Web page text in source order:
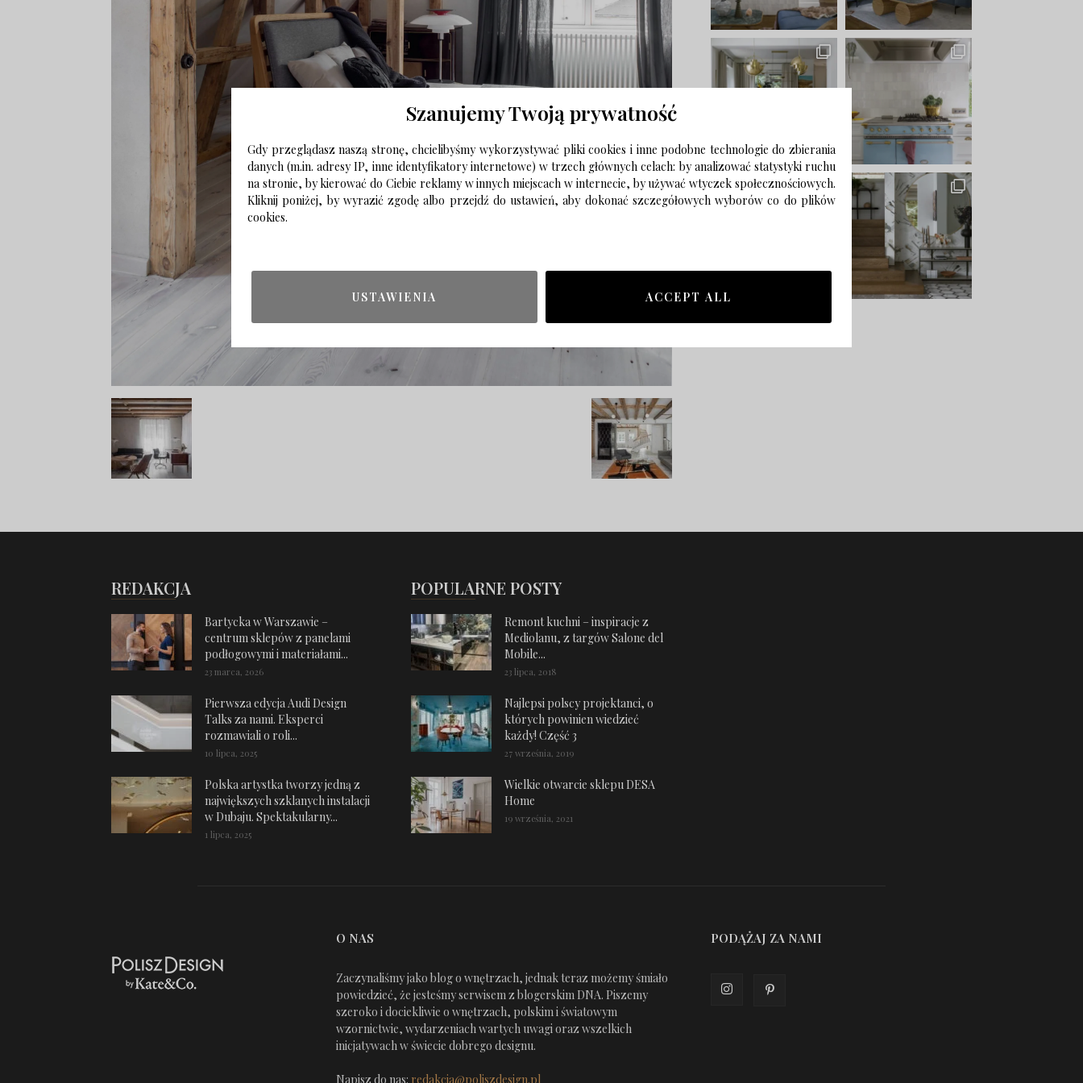
REDAKCJA
Bartycka w Warszawie –
centrum sklepów z panelami
podłogowymi i materiałami...
23 marca, 2026
Pierwsza edycja Audi Design
Talks za nami. Eksperci
rozmawiali o roli...
10 lipca, 2025
Polska artystka tworzy jedną z
największych szklanych instalacji
w Dubaju. Spektakularny...
1 lipca, 2025
POPULARNE POSTY
Remont kuchni – inspiracje z
Mediolanu, z targów Salone del
Mobile...
23 lipca, 2018
Najlepsi polscy projektanci, o
których powinien wiedzieć
każdy! Część 3
27 września, 2019
Wielkie otwarcie sklepu DESA
Home
19 września, 2021
O NAS
Zaczynaliśmy jako blog o wnętrzach, jednak teraz możemy śmiało
powiedzieć, że jesteśmy serwisem z blogerskim DNA. Piszemy
szeroko i dociekliwie o wnętrzach, polskim i światowym
wzornictwie, wydarzeniach wartych uwagi oraz wszelkich
inicjatywach w świecie dobrego designu.
Napisz do nas: redakcja@poliszdesign.pl
PODĄŻAJ ZA NAMI
Szanujemy Twoją prywatność
Gdy przeglądasz naszą stronę, chcielibyśmy wykorzystywać pliki cookies i inne podobne technologie do zbierania
danych (m.in. adresy IP, inne identyfikatory internetowe) w trzech głównych celach: by analizować statystyki ruchu
na stronie, by kierować do Ciebie reklamy w innych miejscach w internecie, by używać wtyczek społecznościowych.
Kliknij poniżej, by wyrazić zgodę albo przejdź do ustawień, aby dokonać szczegółowych wyborów co do plików
cookies.
USTAWIENIA ACCEPT ALL